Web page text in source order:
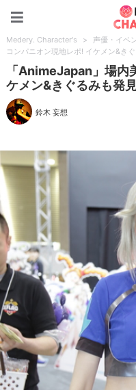
Medery. Character's > 声優・イベ
コンパニオン現地レポ! イケメン&き
「AnimeJapan」場内
ケメン&きぐるみも発
鈴木 妄想